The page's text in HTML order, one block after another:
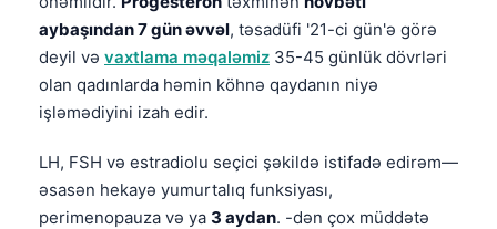
aybaşından 7 gün əvvəl, təsadüfi '21-ci gün'ə görə
deyil və vaxtlama məqaləmiz 35-45 günlük dövrləri
olan qadınlarda həmin köhnə qaydanın niyə
işləmədiyini izah edir.
LH, FSH və estradiolu seçici şəkildə istifadə edirəm—
əsasən hekayə yumurtalıq funksiyası,
perimenopauza və ya 3 aydan. -dən çox müddətə
Español
Português
Türkçe
Română
简体中文